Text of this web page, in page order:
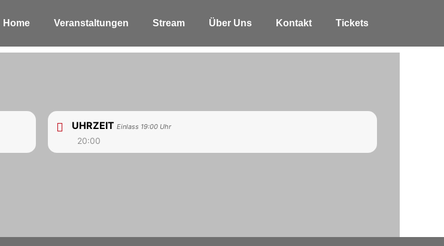
Home Veranstaltungen Stream Über Uns Kontakt Tickets
UHRZEIT Einlass 19:00 Uhr
20:00